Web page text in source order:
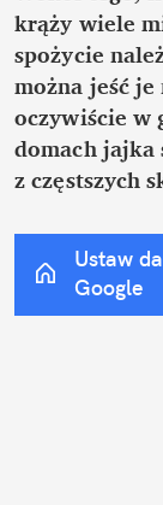
krąży wiele
spożycie
można jeść
oczywiście w
domach
z częstszych
Ustaw
Google